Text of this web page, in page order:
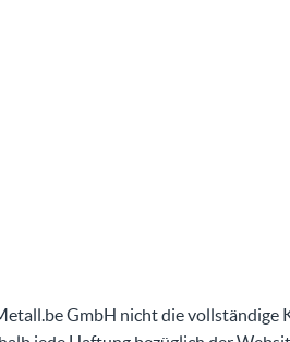
GmbH nicht die vollständige